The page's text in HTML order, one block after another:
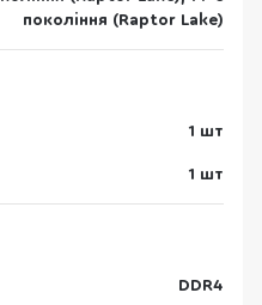
покоління (Raptor Lake)
1 шт
1 шт
DDR4